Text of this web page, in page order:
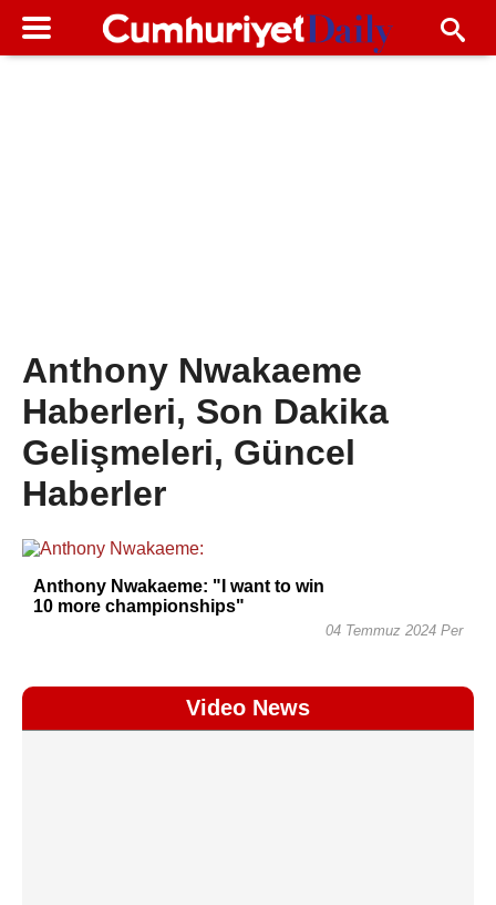
Anthony Nwakaeme
Haberleri, Son Dakika
Gelişmeleri, Güncel
Haberler
Anthony Nwakaeme: "I want to win
10 more championships"
04 Temmuz 2024 Per
Video News